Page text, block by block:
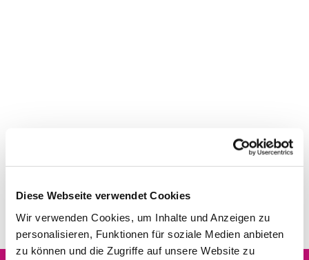
Diese Webseite verwendet Cookies
Wir verwenden Cookies, um Inhalte und Anzeigen zu
personalisieren, Funktionen für soziale Medien anbieten
zu können und die Zugriffe auf unsere Website zu